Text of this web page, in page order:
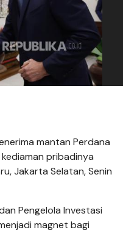
mantan Perdana
pribadinya
Jakarta Selatan, Senin
Pengelola Investasi
magnet bagi